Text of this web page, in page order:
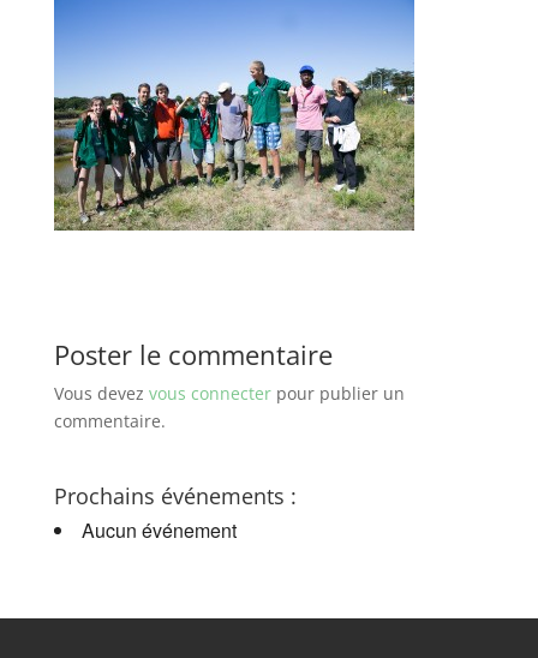
Poster le commentaire
Vous devez vous connecterpour publier un
commentaire.
Prochains événements :
Aucun événement